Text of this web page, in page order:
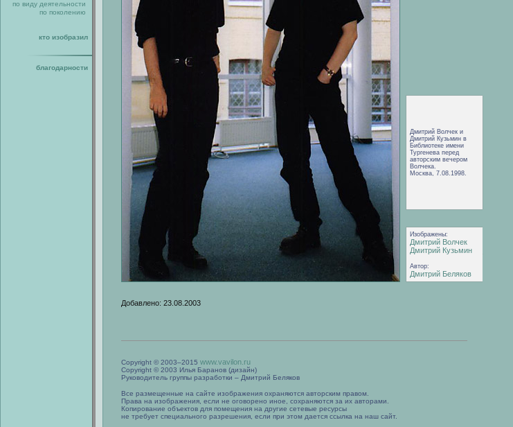
по виду деятельности
по поколению
кто изобразил
благодарности
Дмитрий Волчек и
Дмитрий Кузьмин в
Библиотеке имени
Тургенева перед
авторским вечером
Волчека.
Москва, 7.08.1998.
Изображены:
Дмитрий Волчек
Дмитрий Кузьмин
Автор:
Дмитрий Беляков
Добавлено: 23.08.2003
Copyright © 2003–2015 www.vavilon.ru
Copyright © 2003 Илья Баранов (дизайн)
Руководитель группы разработки – Дмитрий Беляков
Все размещенные на сайте изображения охраняются авторским правом.
Права на изображения, если не оговорено иное, сохраняются за их авторами.
Копирование объектов для помещения на другие сетевые ресурсы
не требует специального разрешения, если при этом дается ссылка на наш сайт.